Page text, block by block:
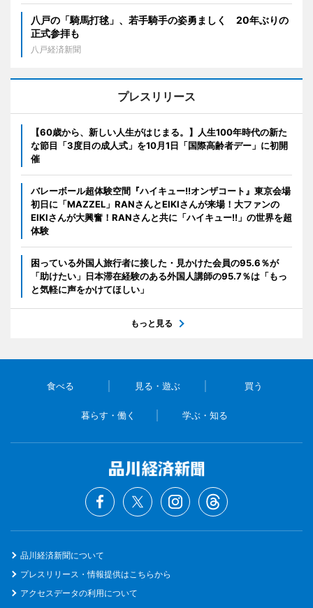
八戸の「騎馬打毬」、若手騎手の姿勇ましく 20年ぶりの
正式参拝も
八戸経済新聞
プレスリリース
【60歳から、新しい人生がはじまる。】人生100年時代の新た
な節目「3度目の成人式」を10月1日「国際高齢者デー」に初開
催
バレーボール超体験空間『ハイキュー!!オンザコート』東京会場
初日に「MAZZEL」RANさんとEIKIさんが来場！大ファンの
EIKIさんが大興奮！RANさんと共に「ハイキュー!!」の世界を超
体験
困っている外国人旅行者に接した・見かけた会員の95.6％が
「助けたい」日本滞在経験のある外国人講師の95.7％は「もっ
と気軽に声をかけてほしい」
もっと見る
食べる 見る・遊ぶ 買う
暮らす・働く 学ぶ・知る
品川経済新聞について
プレスリリース・情報提供はこちらから
アクセスデータの利用について